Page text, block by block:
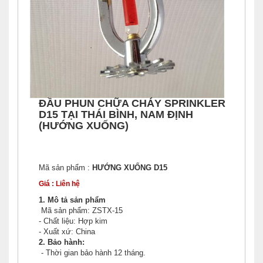
ĐẦU PHUN CHỮA CHÁY SPRINKLER
D15 TẠI THÁI BÌNH, NAM ĐỊNH
(HƯỚNG XUỐNG)
Mã sản phẩm : HƯỚNG XUỐNG D15
Giá : Liên hệ
1. Mô tả sản phẩm
Mã sản phẩm: ZSTX-15
- Chất liệu: Hợp kim
- Xuất xứ: China
2. Bảo hành:
- Thời gian bảo hành 12 tháng.